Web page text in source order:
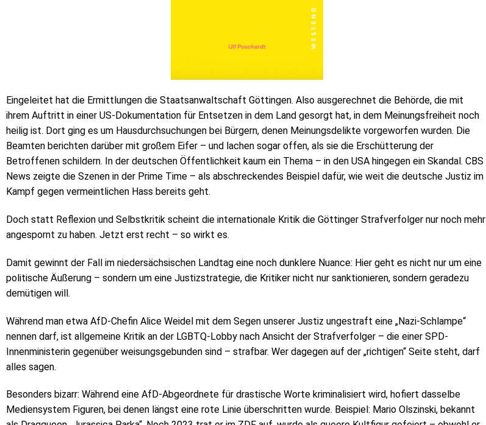
Eingeleitet hat die Ermittlungen die Staatsanwaltschaft Göttingen. Also ausgerechnet die Behörde, die mit
ihrem Auftritt in einer US-Dokumentation für Entsetzen in dem Land gesorgt hat, in dem Meinungsfreiheit noch
heilig ist. Dort ging es um Hausdurchsuchungen bei Bürgern, denen Meinungsdelikte vorgeworfen wurden. Die
Beamten berichten darüber mit großem Eifer – und lachen sogar offen, als sie die Erschütterung der
Betroffenen schildern. In der deutschen Öffentlichkeit kaum ein Thema – in den USA hingegen ein Skandal. CBS
News zeigte die Szenen in der Prime Time – als abschreckendes Beispiel dafür, wie weit die deutsche Justiz im
Kampf gegen vermeintlichen Hass bereits geht.
Doch statt Reflexion und Selbstkritik scheint die internationale Kritik die Göttinger Strafverfolger nur noch mehr
angespornt zu haben. Jetzt erst recht – so wirkt es.
Damit gewinnt der Fall im niedersächsischen Landtag eine noch dunklere Nuance: Hier geht es nicht nur um eine
politische Äußerung – sondern um eine Justizstrategie, die Kritiker nicht nur sanktionieren, sondern geradezu
demütigen will.
Während man etwa AfD-Chefin Alice Weidel mit dem Segen unserer Justiz ungestraft eine „Nazi-Schlampe“
nennen darf, ist allgemeine Kritik an der LGBTQ-Lobby nach Ansicht der Strafverfolger – die einer SPD-
Innenministerin gegenüber weisungsgebunden sind – strafbar. Wer dagegen auf der „richtigen“ Seite steht, darf
alles sagen.
Besonders bizarr: Während eine AfD-Abgeordnete für drastische Worte kriminalisiert wird, hofiert dasselbe
Mediensystem Figuren, bei denen längst eine rote Linie überschritten wurde. Beispiel: Mario Olszinski, bekannt